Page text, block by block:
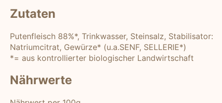
Zutaten
Putenfleisch 88%*, Trinkwasser, Steinsalz, Stabilisator:
Natriumcitrat, Gewürze* (u.a.SENF, SELLERIE*)
*= aus kontrollierter biologischer Landwirtschaft
Nährwerte